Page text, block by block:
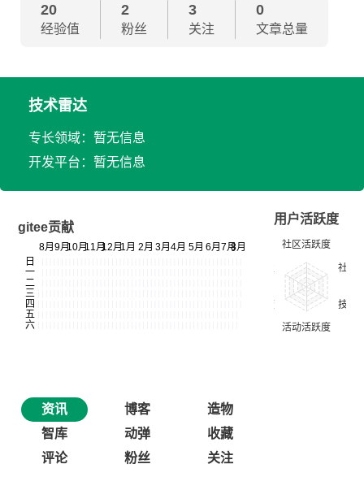
20
经验值
2
粉丝
3
关注
0
文章总量
技术雷达
专长领域：暂无信息
开发平台：暂无信息
gitee贡献
用户活跃度
资讯 博客
造物
智库
动弹
收藏
评论
粉丝 关注